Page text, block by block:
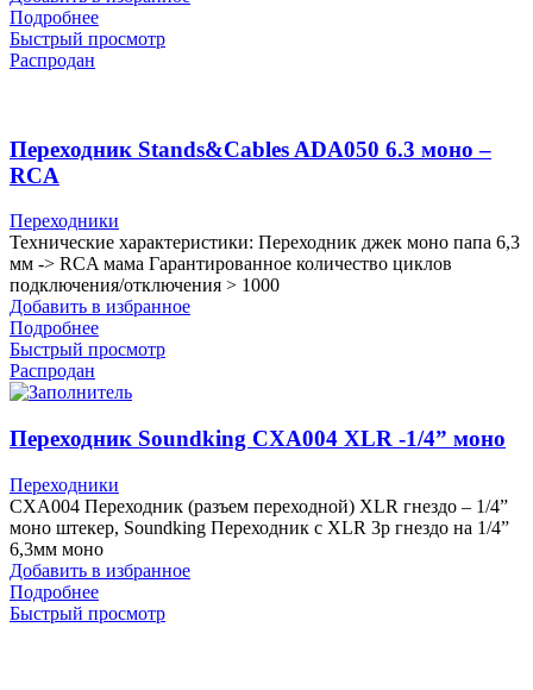
Подробнее
Быстрый просмотр
Распродан
Переходник Stands&Cables ADA050 6.3 моно –
RCA
Переходники
Технические характеристики: Переходник джек моно папа 6,3
мм -> RCA мама Гарантированное количество циклов
подключения/отключения > 1000
Добавить в избранное
Подробнее
Быстрый просмотр
Распродан
Переходник Soundking CXA004 XLR -1/4” моно
Переходники
CXA004 Переходник (разъем переходной) XLR гнездо – 1/4”
моно штекер, Soundking Переходник с XLR 3p гнездо на 1/4”
6,3мм моно
Добавить в избранное
Подробнее
Быстрый просмотр